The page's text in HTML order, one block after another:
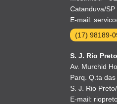
Catanduva/SP
E-mail:
(17) 98189-
S. J. Rio
Av. Murchid
Parq. Q.ta
S. J. Rio
E-mail: